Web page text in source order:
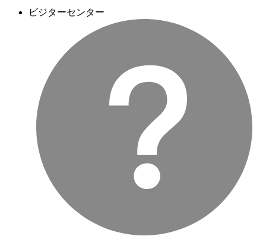
ビジターセンター